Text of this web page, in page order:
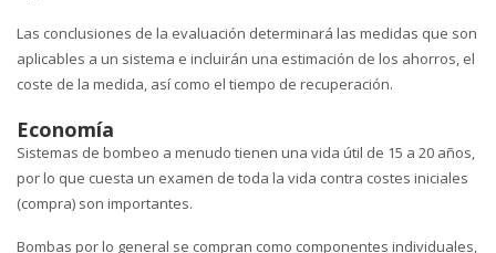
Las conclusiones de la evaluación determinará las medidas que son
aplicables a un sistema e incluirán una estimación de los ahorros, el
coste de la medida, así como el tiempo de recuperación.
Economía
Sistemas de bombeo a menudo tienen una vida útil de 15 a 20 años,
por lo que cuesta un examen de toda la vida contra costes iniciales
(compra) son importantes.
Bombas por lo general se compran como componentes individuales,